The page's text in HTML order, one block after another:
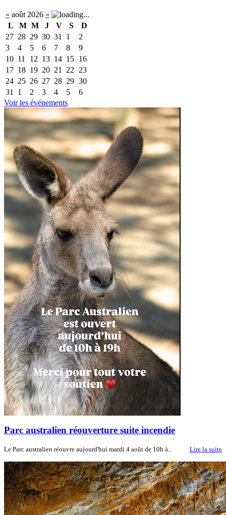
« août 2026 »
L
M M J V S
D
27 28 29 30 31 1
2
3
4 5 6 7 8
9
10 11 12 13 14 15 16
17 18 19 20 21 22
23
24 25 26 27 28 29 30
31
1 2 3 4 5
6
Voir les événements
Parc australien réouverture suite incendie
Le Parc australien réouvre aujourd'hui mardi 4 août de 10h à... Lire la suite